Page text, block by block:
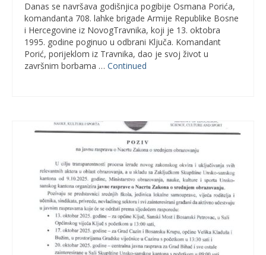
Danas se navršava godišnjica pogibije Osmana Porića,
komandanta 708. lahke brigade Armije Republike Bosne
i Hercegovine iz NovogTravnika, koji je 13. oktobra
1995. godine poginuo u odbrani Ključa. Komandant
Porić, porijeklom iz Travnika, dao je svoj život u
završnim borbama … Continued